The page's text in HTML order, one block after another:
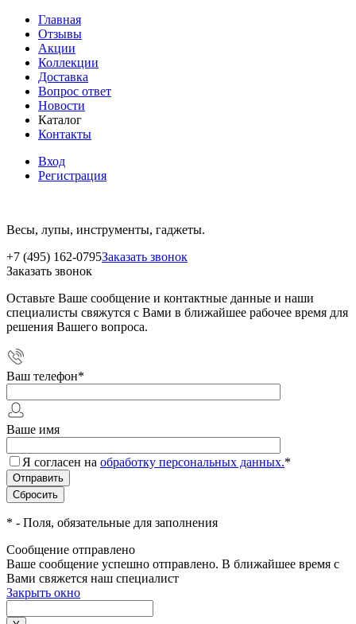
Главная
Отзывы
Акции
Коллекции
Доставка
Вопрос ответ
Новости
Каталог
Контакты
Вход
Регистрация
Весы, лупы, инструменты, гаджеты.
+7 (495) 162-0795Заказать звонок
Заказать звонок
Оставьте Ваше сообщение и контактные данные и наши
специалисты свяжутся с Вами в ближайшее рабочее время для
решения Вашего вопроса.
Ваш телефон*
Ваше имя
Я согласен на обработку персональных данных.*
* - Поля, обязательные для заполнения
Сообщение отправлено
Ваше сообщение успешно отправлено. В ближайшее время с
Вами свяжется наш специалист
Закрыть окно